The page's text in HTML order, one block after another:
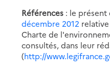
Références : le
décembre 2012
Charte de
consultés, dans leur
(http://